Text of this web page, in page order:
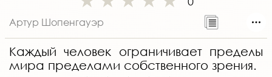
Артур Шопенгауэр
Каждый человек ограничивает пределы
мира пределами собственного зрения.